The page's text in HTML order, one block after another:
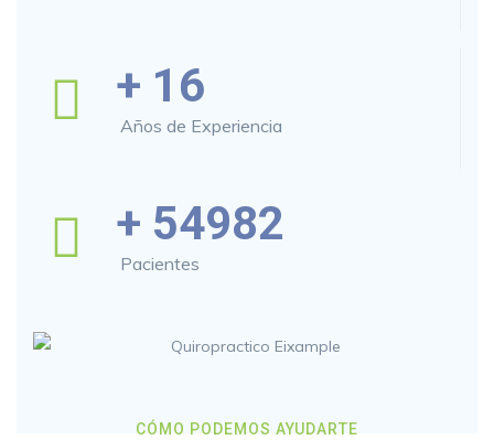
+ 16
Años de Experiencia
+ 54982
Pacientes
CÓMO PODEMOS AYUDARTE